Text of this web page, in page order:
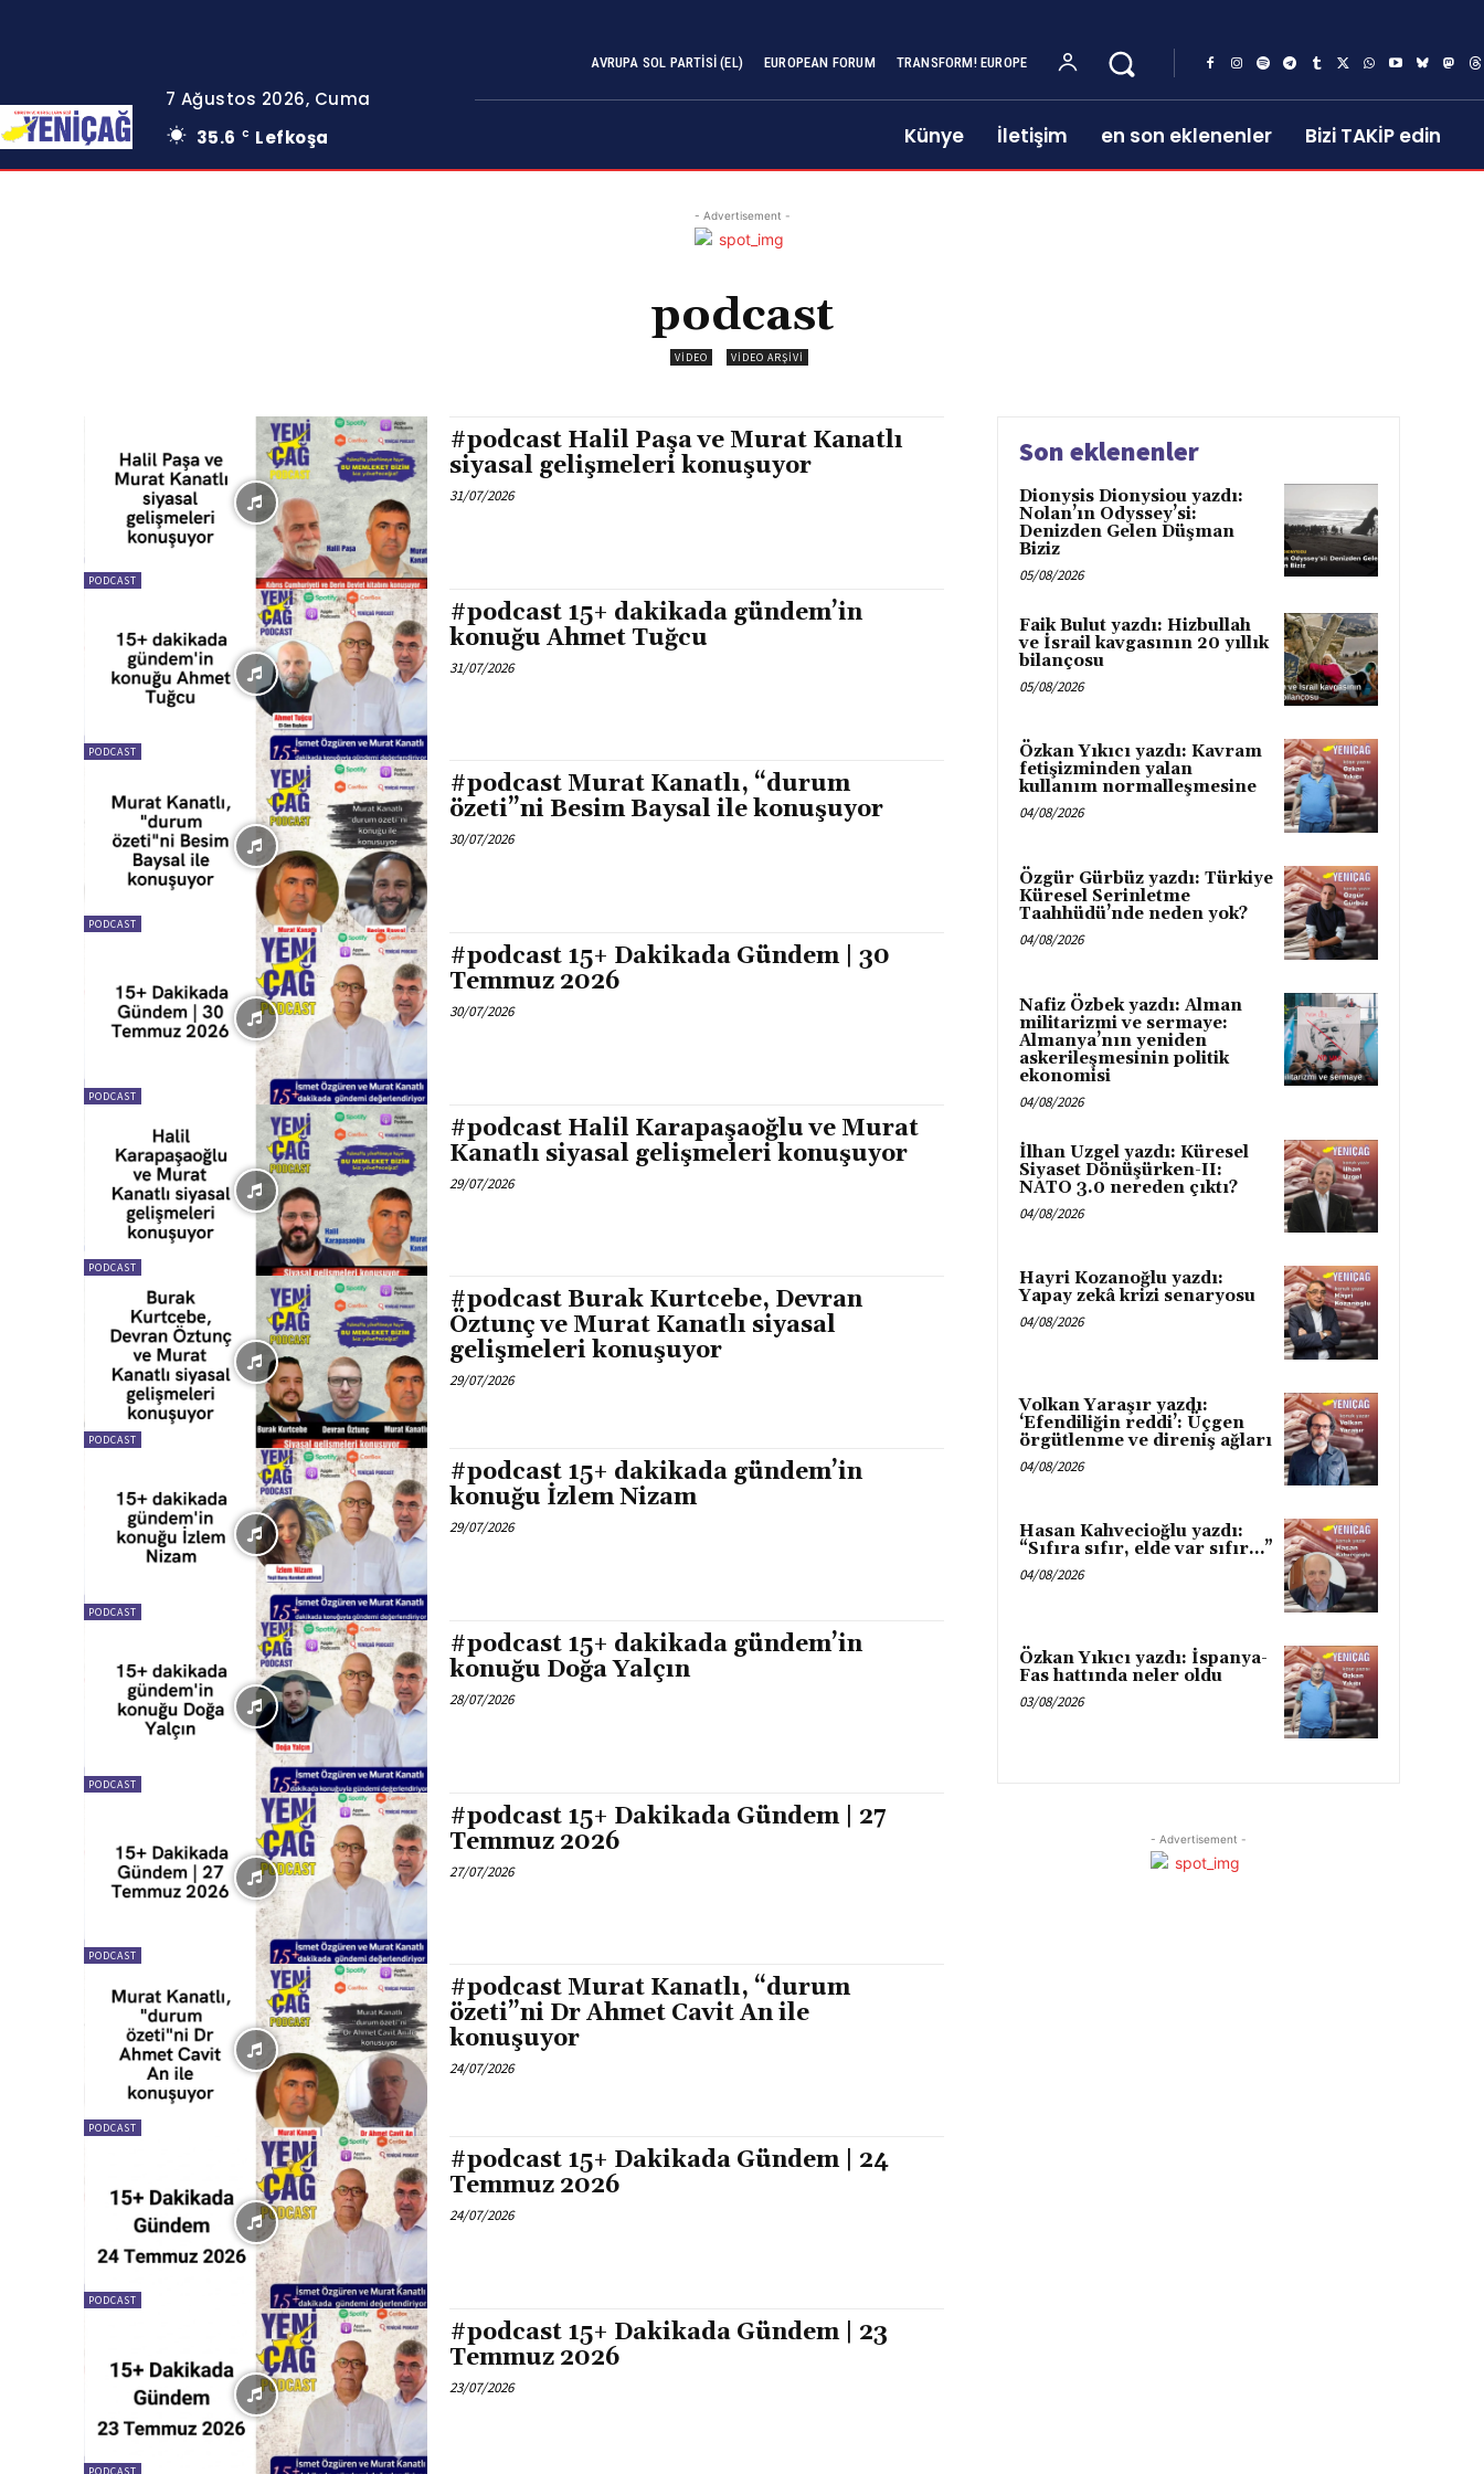
7 Ağustos 2026, Cuma
35.6
C Lefkoşa
AVRUPA SOL PARTISI (EL) EUROPEAN FORUM TRANSFORM! EUROPE
Künye İletişim en son eklenenler Bizi TAKİP edin
- Advertisement -
podcast
VIDEO VIDEO ARŞIVI
PODCAST
#podcast Halil Paşa ve Murat Kanatlı
siyasal gelişmeleri konuşuyor
31/07/2026
PODCAST
#podcast 15+ dakikada gündem’in
konuğu Ahmet Tuğcu
31/07/2026
PODCAST
#podcast Murat Kanatlı, “durum
özeti”ni Besim Baysal ile konuşuyor
30/07/2026
PODCAST
#podcast 15+ Dakikada Gündem | 30
Temmuz 2026
30/07/2026
PODCAST
#podcast Halil Karapaşaoğlu ve Murat
Kanatlı siyasal gelişmeleri konuşuyor
29/07/2026
PODCAST
#podcast Burak Kurtcebe, Devran
Öztunç ve Murat Kanatlı siyasal
gelişmeleri konuşuyor
29/07/2026
PODCAST
#podcast 15+ dakikada gündem’in
konuğu İzlem Nizam
29/07/2026
PODCAST
#podcast 15+ dakikada gündem’in
konuğu Doğa Yalçın
28/07/2026
PODCAST
#podcast 15+ Dakikada Gündem | 27
Temmuz 2026
27/07/2026
PODCAST
#podcast Murat Kanatlı, “durum
özeti”ni Dr Ahmet Cavit An ile
konuşuyor
24/07/2026
PODCAST
#podcast 15+ Dakikada Gündem | 24
Temmuz 2026
24/07/2026
#podcast 15+ Dakikada Gündem | 23
Temmuz 2026
23/07/2026
Son eklenenler
Dionysis Dionysiou yazdı:
Nolan’ın Odyssey’si:
Denizden Gelen Düşman
Biziz
05/08/2026
Faik Bulut yazdı: Hizbullah
ve İsrail kavgasının 20 yıllık
bilançosu
05/08/2026
Özkan Yıkıcı yazdı: Kavram
fetişizminden yalan
kullanım normalleşmesine
04/08/2026
Özgür Gürbüz yazdı: Türkiye
Küresel Serinletme
Taahhüdü’nde neden yok?
04/08/2026
Nafiz Özbek yazdı: Alman
militarizmi ve sermaye:
Almanya’nın yeniden
askerileşmesinin politik
ekonomisi
04/08/2026
İlhan Uzgel yazdı: Küresel
Siyaset Dönüşürken-II:
NATO 3.0 nereden çıktı?
04/08/2026
Hayri Kozanoğlu yazdı:
Yapay zekâ krizi senaryosu
04/08/2026
Volkan Yaraşır yazdı:
‘Efendiliğin reddi’: Üçgen
örgütlenme ve direniş ağları
04/08/2026
Hasan Kahvecioğlu yazdı:
“Sıfıra sıfır, elde var sıfır…”
04/08/2026
Özkan Yıkıcı yazdı: İspanya-
Fas hattında neler oldu
03/08/2026
- Advertisement -